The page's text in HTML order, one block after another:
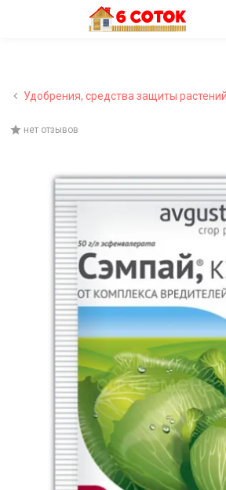
Удобрения, средства защиты
нет отзывов